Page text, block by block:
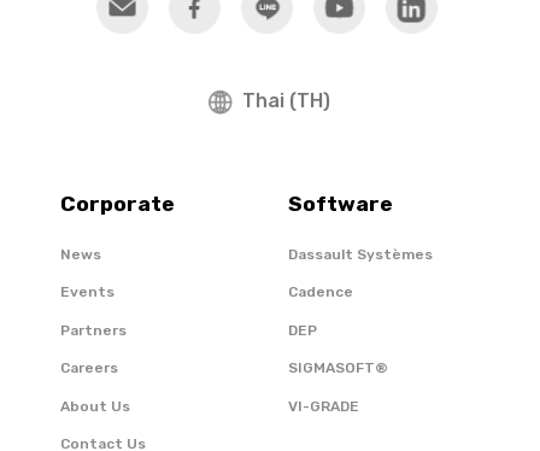
Thai (TH)
Corporate
News
Events
Partners
Careers
About Us
Contact Us
Software
Dassault Systèmes
Cadence
DEP
SIGMASOFT®
VI-GRADE